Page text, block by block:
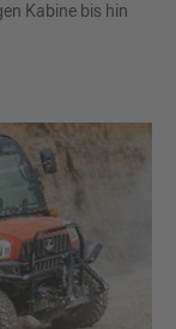
Kabine bis hin